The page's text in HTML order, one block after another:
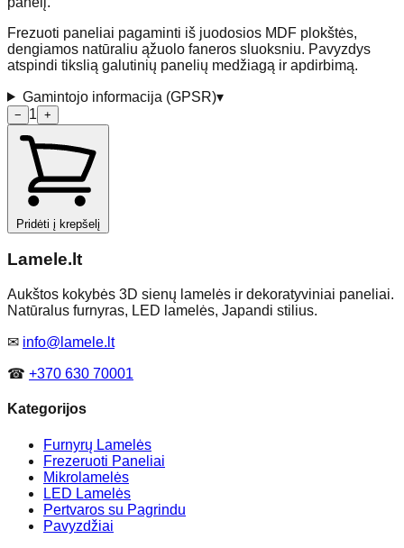
Frezuoti paneliai pagaminti iš juodosios MDF plokštės,
dengiamos natūraliu ąžuolo faneros sluoksniu. Pavyzdys
atspindi tikslią galutinių panelių medžiagą ir apdirbimą.
Gamintojo informacija (GPSR)▾
− 1 +
Pridėti į krepšelį
Lamele.lt
Aukštos kokybės 3D sienų lamelės ir dekoratyviniai paneliai.
Natūralus furnyras, LED lamelės, Japandi stilius.
✉ info@lamele.lt
☎ +370 630 70001
Kategorijos
Furnyrų Lamelės
Frezeruoti Paneliai
Mikrolamelės
LED Lamelės
Pertvaros su Pagrindu
Pavyzdžiai